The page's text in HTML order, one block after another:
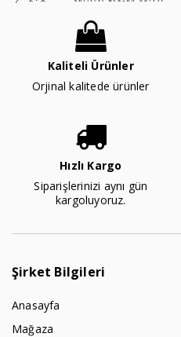
Kaliteli Ürünler
Orjinal kalitede ürünler
Hızlı Kargo
Siparişlerinizi aynı gün
kargoluyoruz.
Şirket Bilgileri
Anasayfa
Mağaza